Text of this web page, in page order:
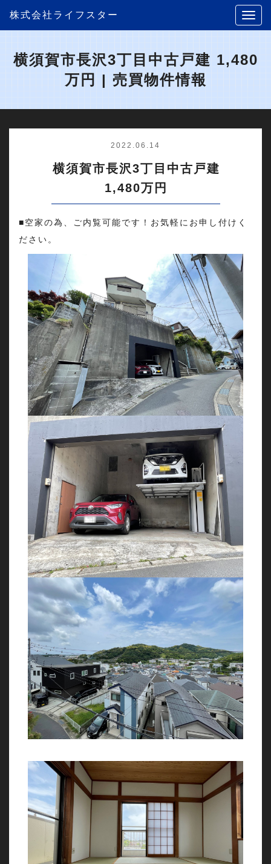
株式会社ライフスター
横須賀市長沢3丁目中古戸建 1,480
万円 | 売買物件情報
2022.06.14
横須賀市長沢3丁目中古戸建
1,480万円
■空家の為、ご内覧可能です！お気軽にお申し付けく
ださい。